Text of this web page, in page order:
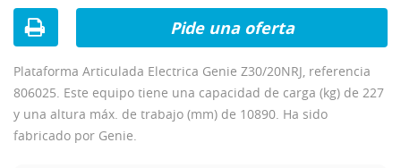
Plataforma Articulada Electrica Genie Z30/20NRJ, referencia
806025. Este equipo tiene una capacidad de carga (kg) de 227
y una altura máx. de trabajo (mm) de 10890. Ha sido
fabricado por Genie.
Pide una oferta